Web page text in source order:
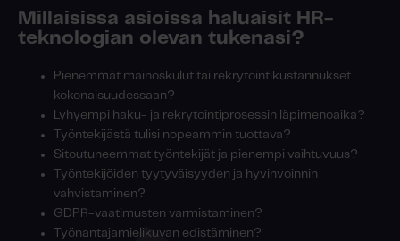
Millaisissa asioissa haluaisit HR-
teknologian olevan tukenasi?
Pienemmät mainoskulut tai rekrytointikustannukset
kokonaisuudessaan?
Lyhyempi haku- ja rekrytointiprosessin läpimenoaika?
Työntekijästä tulisi nopeammin tuottava?
Sitoutuneemmat työntekijät ja pienempi vaihtuvuus?
Työntekijöiden tyytyväisyyden ja hyvinvoinnin
vahvistaminen?
GDPR-vaatimusten varmistaminen?
Työnantajamielikuvan edistäminen?